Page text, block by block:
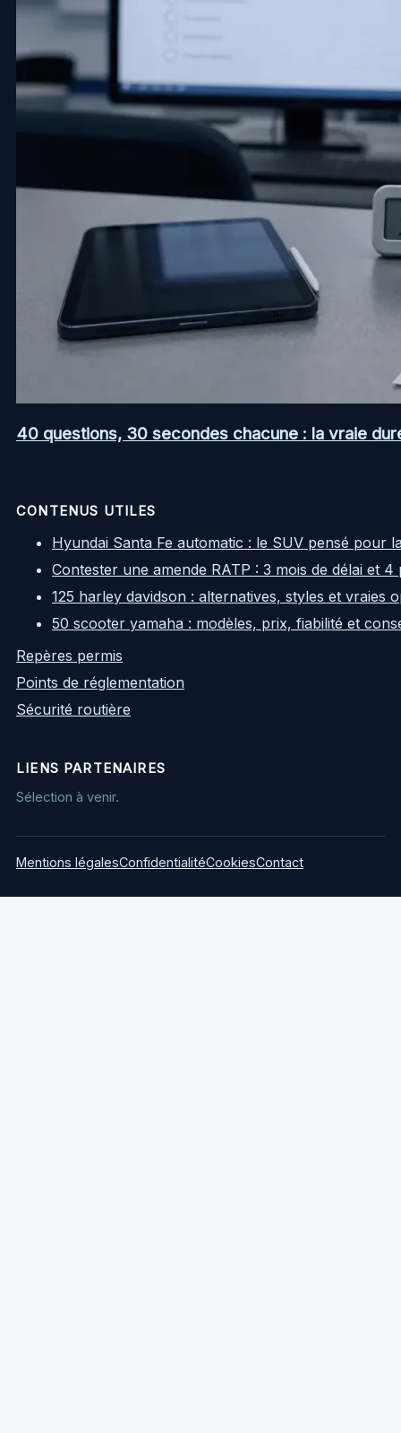
40 questions, 30 secondes chacune : la vraie
CONTENUS UTILES
Hyundai Santa Fe automatic : le SUV pensé pour
Contester une amende RATP : 3 mois de délai et
125 harley davidson : alternatives, styles et vraies
50 scooter yamaha : modèles, prix, fiabilité et
Repères permis
Points de réglementation
Sécurité routière
LIENS PARTENAIRES
Sélection à venir.
Mentions légalesConfidentialitéCookiesContact